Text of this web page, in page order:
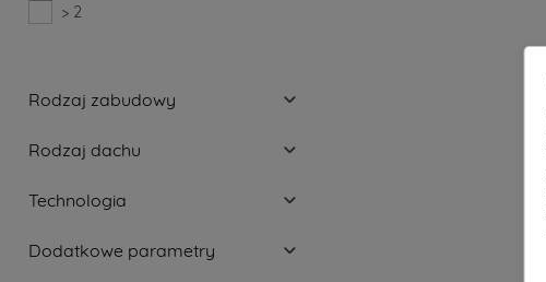
> 2
Rodzaj zabudowy
Rodzaj dachu
Technologia
Dodatkowe parametry